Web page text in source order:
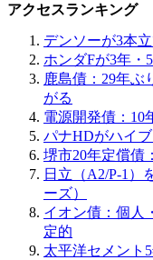
アクセスランキング
デンソーが3本
ホンダFが3年・
鹿島債：29年ぶ
がる
電源開発債：10
パナHDがハイ
堺市20年定償債
日立（A2/P-1）
ーズ）
イオン債：個人
定的
太平洋セメント